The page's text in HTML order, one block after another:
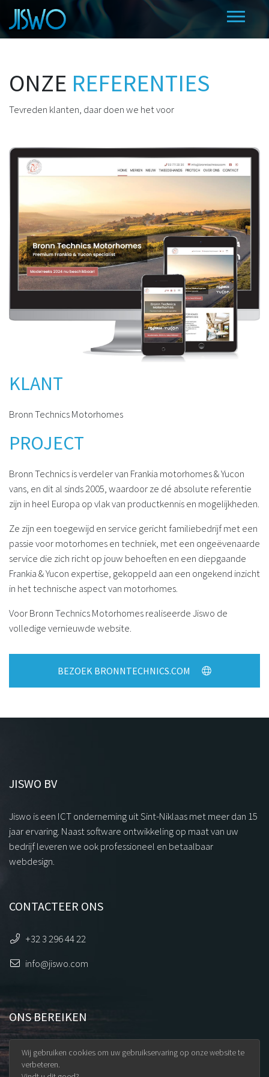
ONZE REFERENTIES
Tevreden klanten, daar doen we het voor
KLANT
Bronn Technics Motorhomes
PROJECT
Bronn Technics is verdeler van Frankia motorhomes & Yucon
vans, en dit al sinds 2005, waardoor ze dé absolute referentie
zijn in heel Europa op vlak van productkennis en mogelijkheden.
Ze zijn een toegewijd en service gericht familiebedrijf met een
passie voor motorhomes en techniek, met een ongeëvenaarde
service die zich richt op jouw behoeften en een diepgaande
Frankia & Yucon expertise, gekoppeld aan een ongekend inzicht
in het technische aspect van motorhomes.
Voor Bronn Technics Motorhomes realiseerde Jiswo de
volledige vernieuwde website.
BEZOEK BRONNTECHNICS.COM
JISWO BV
Jiswo is een ICT onderneming uit Sint-Niklaas met meer dan 15
jaar ervaring. Naast software ontwikkeling op maat van uw
bedrijf leveren we ook professioneel en betaalbaar
webdesign.
CONTACTEER ONS
+32 3 296 44 22
info@jiswo.com
ONS BEREIKEN
Uilenstraat 32
9100 Sint-Niklaas
Wij gebruiken cookies om uw gebruikservaring op onze website te
verbeteren.